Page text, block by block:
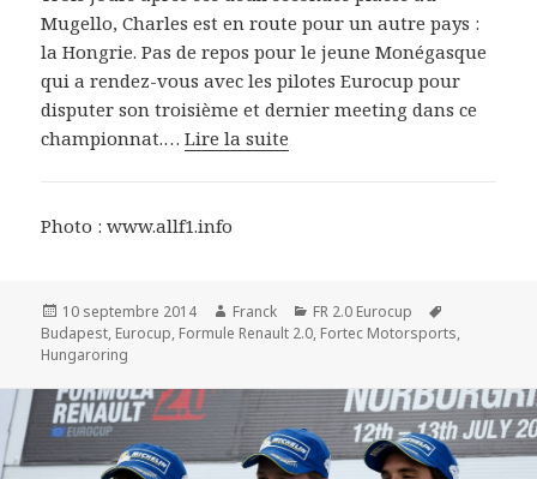
Mugello, Charles est en route pour un autre pays :
la Hongrie. Pas de repos pour le jeune Monégasque
qui a rendez-vous avec les pilotes Eurocup pour
disputer son troisième et dernier meeting dans ce
championnat.…Lire la suite
Photo : www.allf1.info
Publié
le
10 septembre 2014 Auteur
Franck Catégories
FR 2.0 Eurocup
clés
Budapest, Eurocup, Formule Renault 2.0, Fortec Motorsports,
Hungaroring